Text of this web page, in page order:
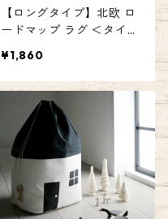
【ロングタイプ】北欧 ロ
ードマップ ラグ ＜タイプ
ット 敷物 道路 サーキット
ベビー キッズ ルーム ノル
ディック エミリースタイ
ル emilystyle
¥1,860